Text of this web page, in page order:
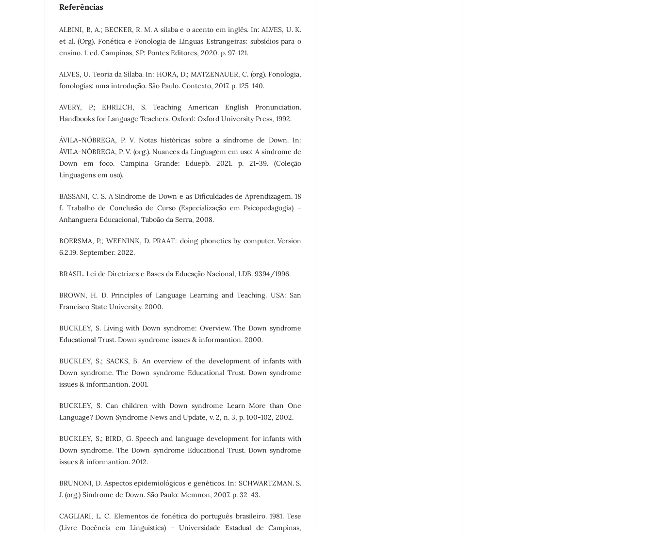
Referências
ALBINI, B, A.; BECKER, R. M. A sílaba e o acento em inglês. In: ALVES, U. K.
et al. (Org). Fonética e Fonologia de Línguas Estrangeiras: subsídios para o
ensino. 1. ed. Campinas, SP: Pontes Editores, 2020. p. 97-121.
ALVES, U. Teoria da Sílaba. In: HORA, D.; MATZENAUER, C. (org). Fonologia,
fonologias: uma introdução. São Paulo. Contexto, 2017. p. 125-140.
AVERY, P.; EHRLICH, S. Teaching American English Pronunciation.
Handbooks for Language Teachers. Oxford: Oxford University Press, 1992.
ÁVILA-NÓBREGA, P. V. Notas históricas sobre a síndrome de Down. In:
ÁVILA-NÓBREGA, P. V. (org.). Nuances da Linguagem em uso: A síndrome de
Down em foco. Campina Grande: Eduepb. 2021. p. 21-39. (Coleção
Linguagens em uso).
BASSANI, C. S. A Síndrome de Down e as Dificuldades de Aprendizagem. 18
f. Trabalho de Conclusão de Curso (Especialização em Psicopedagogia) –
Anhanguera Educacional, Taboão da Serra, 2008.
BOERSMA, P.; WEENINK, D. PRAAT: doing phonetics by computer. Version
6.2.19. September. 2022.
BRASIL. Lei de Diretrizes e Bases da Educação Nacional, LDB. 9394/1996.
BROWN, H. D. Principles of Language Learning and Teaching. USA: San
Francisco State University. 2000.
BUCKLEY, S. Living with Down syndrome: Overview. The Down syndrome
Educational Trust. Down syndrome issues & informantion. 2000.
BUCKLEY, S.; SACKS, B. An overview of the development of infants with
Down syndrome. The Down syndrome Educational Trust. Down syndrome
issues & informantion. 2001.
BUCKLEY, S. Can children with Down syndrome Learn More than One
Language? Down Syndrome News and Update, v. 2, n. 3, p. 100-102, 2002.
BUCKLEY, S.; BIRD, G. Speech and language development for infants with
Down syndrome. The Down syndrome Educational Trust. Down syndrome
issues & informantion. 2012.
BRUNONI, D. Aspectos epidemiológicos e genéticos. In: SCHWARTZMAN. S.
J. (org.) Síndrome de Down. São Paulo: Memnon, 2007. p. 32-43.
CAGLIARI, L. C. Elementos de fonética do português brasileiro. 1981. Tese
(Livre Docência em Linguística) – Universidade Estadual de Campinas,